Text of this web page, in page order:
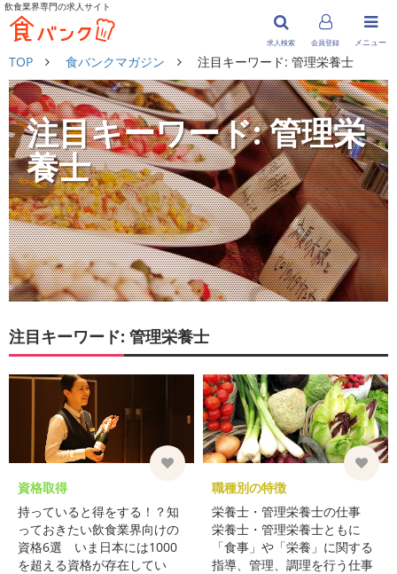
飲食業界専門の求人サイト
メニュー
会員登録
求人検索
TOP 食バンクマガジン 注目キーワード: 管理栄養士
注目キーワード: 管理栄
養士
注目キーワード: 管理栄養士
資格取得
持っていると得をする！？知
っておきたい飲食業界向けの
資格6選 いま日本には1000
を超える資格が存在してい
職種別の特徴
栄養士・管理栄養士の仕事
栄養士・管理栄養士ともに
「食事」や「栄養」に関する
指導、管理、調理を行う仕事